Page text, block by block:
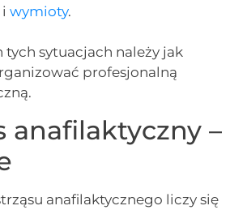
iwymioty.
tych sytuacjach należy jak
profesjonalną
anafilaktyczny –
anafilaktycznego liczy się